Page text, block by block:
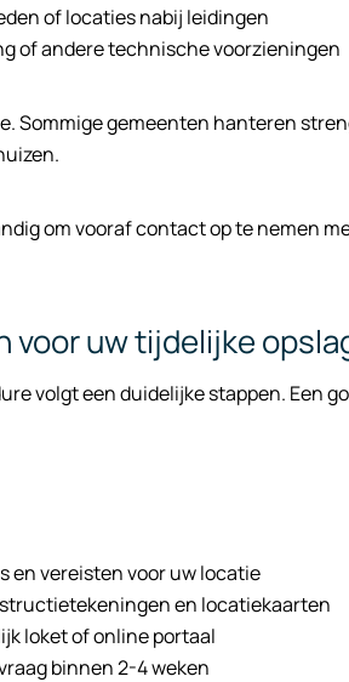
of locaties nabij leidingen
of andere technische voorzieningen
Sommige gemeenten hanteren
om vooraf contact op te nemen
voor uw tijdelijke
volgt een duidelijke stappen. Een
en vereisten voor uw locatie
en locatiekaarten
loket of online portaal
binnen 2-4 weken